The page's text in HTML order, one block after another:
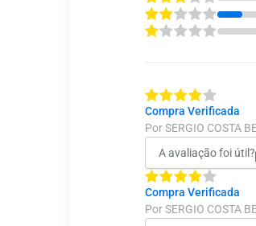
Compra Verificada
Por SERGIO COSTA
A avaliação foi útil?
Compra Verificada
Por SERGIO COSTA